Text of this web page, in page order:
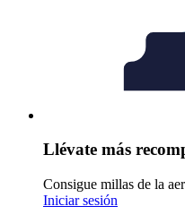
Llévate más
Consigue millas de la
Iniciar sesión